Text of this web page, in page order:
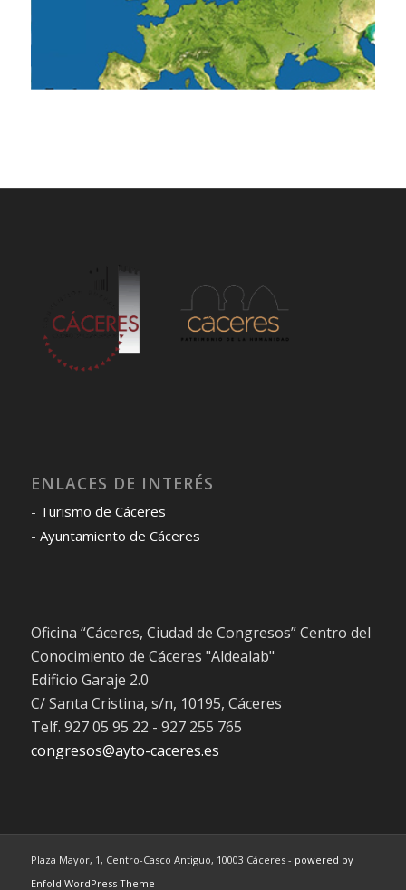
ENLACES DE INTERÉS
- Turismo de Cáceres
- Ayuntamiento de Cáceres
Oficina “Cáceres, Ciudad de Congresos” Centro del
Conocimiento de Cáceres "Aldealab"
Edificio Garaje 2.0
C/ Santa Cristina, s/n, 10195, Cáceres
Telf. 927 05 95 22 - 927 255 765
congresos@ayto-caceres.es
Plaza Mayor, 1, Centro-Casco Antiguo, 10003 Cáceres - powered by
Enfold WordPress Theme